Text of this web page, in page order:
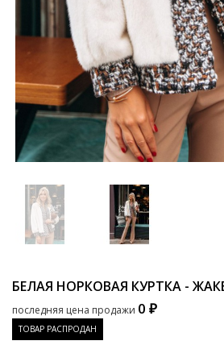
БЕЛАЯ НОРКОВАЯ КУРТКА -
последняя цена продажи 0 ₽
ТОВАР РАСПРОДАН